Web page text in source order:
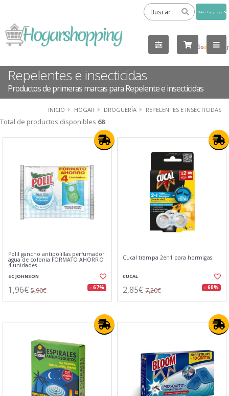
by
Repelentes e insecticidas
Productos de primeras marcas para Repelente e insecticidas
INICIO HOGAR DROGUERÍA REPELENTES E INSECTICIDAS
Total de productos disponibles 68
Polil gancho antipolillas perfumador
agua de colonia FORMATO AHORRO
4 unidades
SC JOHNSON
1,96€ 5,90€ - 67%
Cucal trampa 2en1 para hormigas
CUCAL
2,85€ 7,20€ - 60%